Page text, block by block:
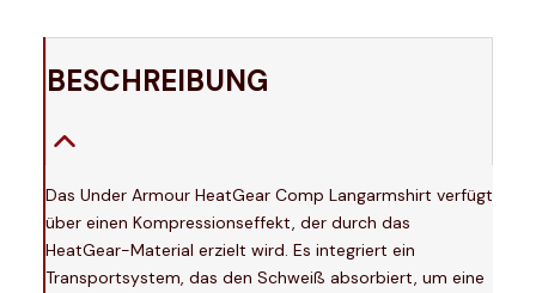
BESCHREIBUNG
Das Under Armour HeatGear Comp Langarmshirt verfügt
über einen Kompressionseffekt, der durch das
HeatGear-Material erzielt wird. Es integriert ein
Transportsystem, das den Schweiß absorbiert, um eine